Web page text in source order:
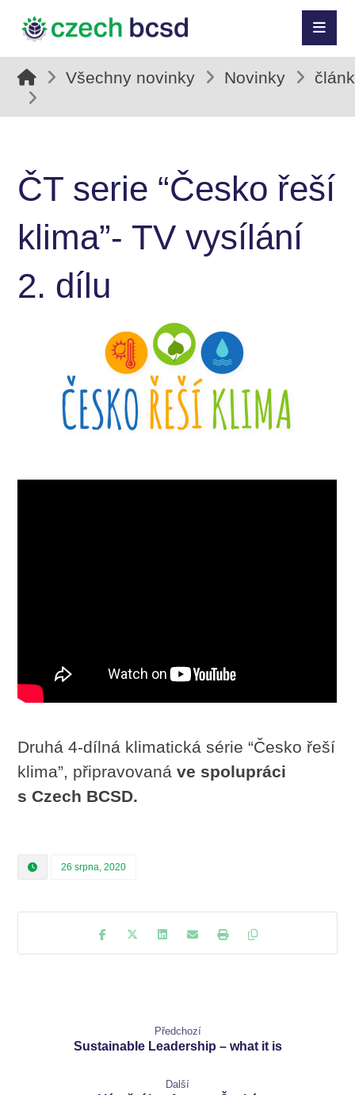
Všechny novinky Novinky
ČT serie “Česko řeší
klima”- TV vysílání
2. dílu
Druhá 4-dílná klimatická série “Česko řeší
klima”, připravovanáve spolupráci
s Czech BCSD.
26 srpna, 2020
Předchozí
Sustainable Leadership – what it is
Další